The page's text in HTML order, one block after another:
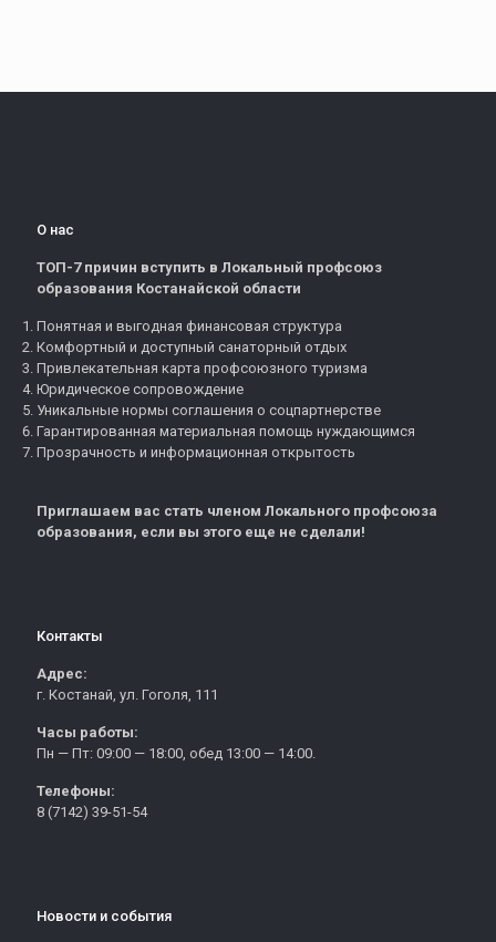
О нас
ТОП-7 причин вступить в Локальный профсоюз
образования Костанайской области
Понятная и выгодная финансовая структура
Комфортный и доступный санаторный отдых
Привлекательная карта профсоюзного туризма
Юридическое сопровождение
Уникальные нормы соглашения о соцпартнерстве
Гарантированная материальная помощь нуждающимся
Прозрачность и информационная открытость
Приглашаем вас стать членом Локального профсоюза
образования, если вы этого еще не сделали!
Контакты
Адрес:
г. Костанай, ул. Гоголя, 111
Часы работы:
Пн — Пт: 09:00 — 18:00, обед 13:00 — 14:00.
Телефоны:
8 (7142) 39-51-54
Новости и события